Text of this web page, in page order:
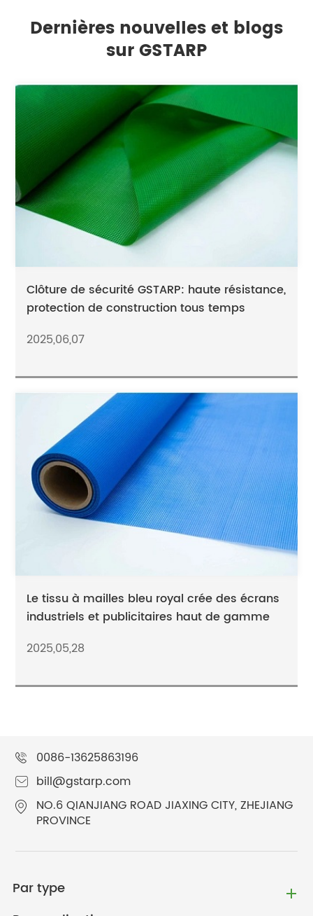
Dernières nouvelles et blogs
sur GSTARP
Clôture de sécurité GSTARP: haute résistance,
protection de construction tous temps
2025,06,07
Le tissu à mailles bleu royal crée des écrans
industriels et publicitaires haut de gamme
2025,05,28
0086-13625863196
bill@gstarp.com
NO.6 QIANJIANG ROAD JIAXING CITY, ZHEJIANG
PROVINCE
Par type